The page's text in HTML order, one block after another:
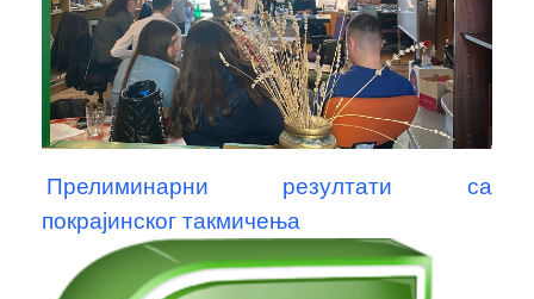
Прелиминарни резултати са
покрајинског такмичења